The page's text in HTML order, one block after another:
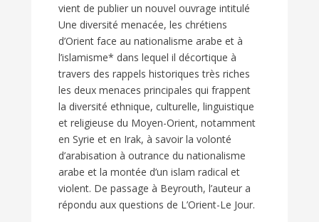
vient de publier un nouvel ouvrage intitulé
Une diversité menacée, les chrétiens
d’Orient face au nationalisme arabe et à
l’islamisme* dans lequel il décortique à
travers des rappels historiques très riches
les deux menaces principales qui frappent
la diversité ethnique, culturelle, linguistique
et religieuse du Moyen-Orient, notamment
en Syrie et en Irak, à savoir la volonté
d’arabisation à outrance du nationalisme
arabe et la montée d’un islam radical et
violent. De passage à Beyrouth, l’auteur a
répondu aux questions de L’Orient-Le Jour.